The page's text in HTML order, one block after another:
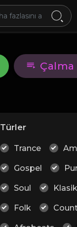
Türler
Trance
Gospel
Soul Klasik
Folk